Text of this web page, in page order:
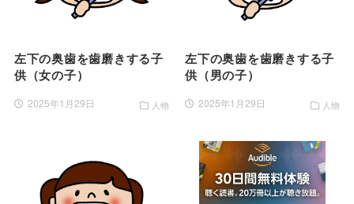
左下の奥歯を歯磨きする子
供（女の子）
2025年1月29日 人物
左下の奥歯を歯磨きする子
供（男の子）
2025年1月29日 人物